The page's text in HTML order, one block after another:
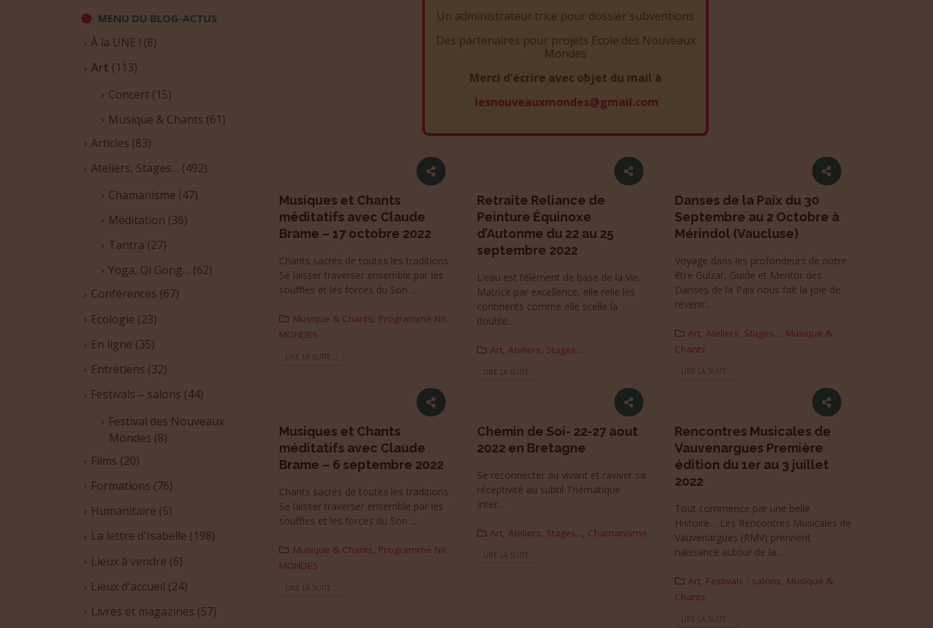
Un administrateur.trice pour dossier subventions
Des partenaires pour projets Ecole des Nouveaux
Mondes
Merci d'écrire avec objet du mail à
lesnouveauxmondes@gmail.com
Musiques et Chants
méditatifs avec Claude
Brame – 17 octobre 2022
Chants sacrés de toutes les traditions.
Se laisser traverser ensemble par les
souffles et les forces du Son ...
Musique & Chants, Programme NX
MONDES
LIRE LA SUITE...
Retraite Reliance de
Peinture Équinoxe
d’Autonme du 22 au 25
septembre 2022
L’eau est l’élément de base de la Vie.
Matrice par excellence, elle relie les
continents comme elle scelle la
double...
Art,Ateliers, Stages...
LIRE LA SUITE...
Danses de la Paix du 30
Septembre au 2 Octobre à
Mérindol (Vaucluse)
Voyage dans les profondeurs de notre
être Gulzar, Guide et Mentor des
Danses de la Paix nous fait la joie de
revenir...
Art,Ateliers, Stages..., Musique &
Chants
LIRE LA SUITE...
Musiques et Chants
méditatifs avec Claude
Brame – 6 septembre 2022
Chants sacrés de toutes les traditions.
Se laisser traverser ensemble par les
souffles et les forces du Son ...
Musique & Chants, Programme NX
MONDES
LIRE LA SUITE...
Chemin de Soi- 22-27 aout
2022 en Bretagne
Se reconnecter au vivant et raviver sa
réceptivité au subtil Thématique
Inter...
Art,Ateliers, Stages..., Chamanisme
LIRE LA SUITE...
Rencontres Musicales de
Vauvenargues Première
édition du 1er au 3 juillet
2022
Tout commence par une belle
Histoire… Les Rencontres Musicales de
Vauvenargues (RMV) prennent
naissance autour de la...
Art, Festivals - salons, Musique &
Chants
LIRE LA SUITE...
MENU DU BLOG-ACTUS
À la UNE ! (8)
Art (113)
Concert (15)
Musique & Chants (61)
Articles (83)
Ateliers, Stages… (492)
Chamanisme (47)
Méditation (36)
Tantra (27)
Yoga, Qi Gong… (62)
Conférences (67)
Ecologie (23)
En ligne (35)
Entretiens (32)
Festivals – salons (44)
Festival des Nouveaux
Mondes (8)
Films (20)
Formations (76)
Humanitaire (5)
La lettre d'Isabelle (198)
Lieux à vendre (6)
Lieux d'accueil (24)
Livres et magazines (57)